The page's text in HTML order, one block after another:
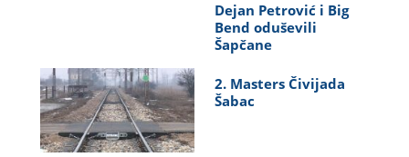
Dejan Petrović i Big
Bend oduševili
Šapčane
2. Masters Čivijada
Šabac